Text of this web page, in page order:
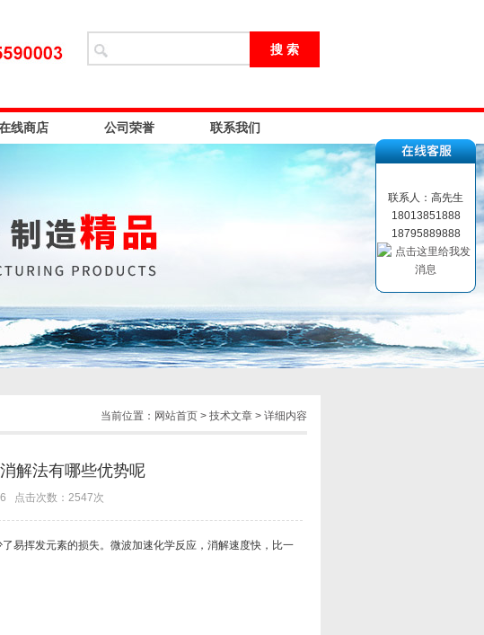
线商店 公司荣誉 联系我们
当前位置： 网站首页 > 技术文章 > 详细内容
解法有哪些优势呢
点击次数：2547次
挥发元素的损失。微波加速化学反应，消解速度快，比一
联系人：高先生
18013851888
18795889888